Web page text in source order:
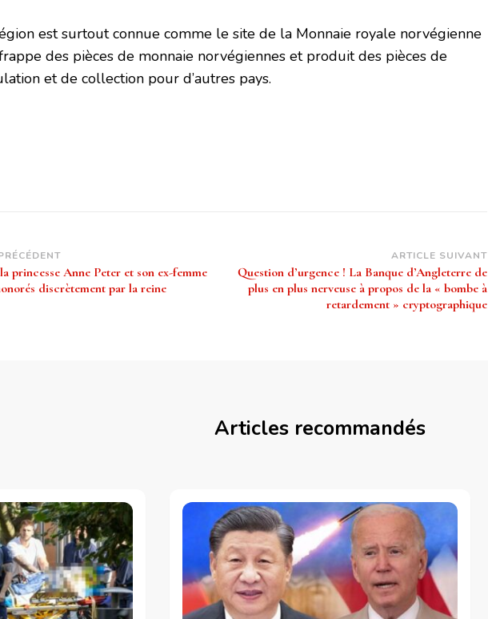
est surtout connue comme le site de la Monnaie royale norvégienne
des pièces de monnaie norvégiennes et produit des pièces de
et de collection pour d’autres pays.
princesse Anne Peter et son ex-femme
discrètement par la reine
ARTICLE SUIVANT
Question d’urgence ! La Banque d’Angleterre de
plus en plus nerveuse à propos de la « bombe à
retardement » cryptographique
Articles recommandés